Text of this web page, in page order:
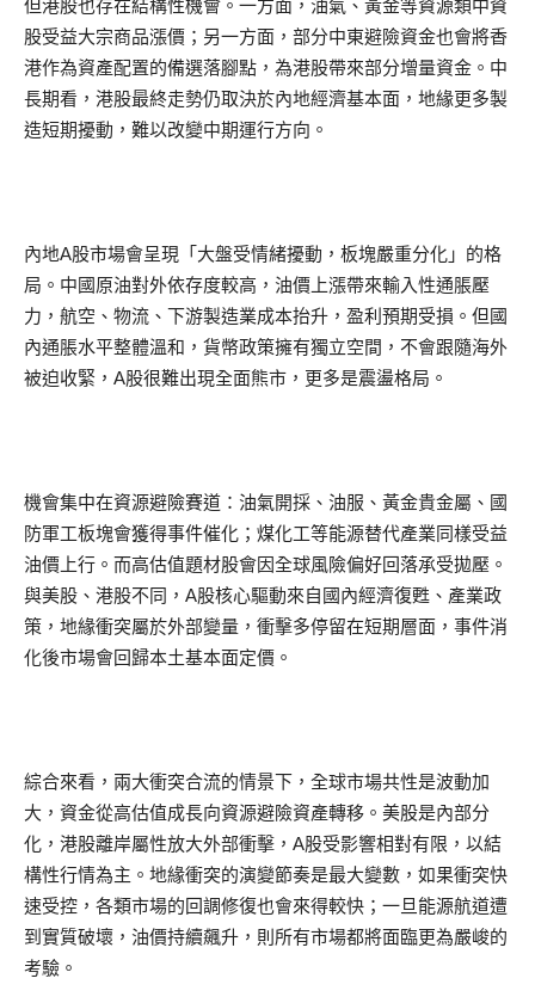
但港股也存在結構性機會。一方面，油氣、黃金等資源類中資
股受益大宗商品漲價；另一方面，部分中東避險資金也會將香
港作為資產配置的備選落腳點，為港股帶來部分增量資金。中
長期看，港股最終走勢仍取決於內地經濟基本面，地緣更多製
造短期擾動，難以改變中期運行方向。
內地A股市場會呈現「大盤受情緒擾動，板塊嚴重分化」的格
局。中國原油對外依存度較高，油價上漲帶來輸入性通脹壓
力，航空、物流、下游製造業成本抬升，盈利預期受損。但國
內通脹水平整體溫和，貨幣政策擁有獨立空間，不會跟隨海外
被迫收緊，A股很難出現全面熊市，更多是震盪格局。
機會集中在資源避險賽道：油氣開採、油服、黃金貴金屬、國
防軍工板塊會獲得事件催化；煤化工等能源替代產業同樣受益
油價上行。而高估值題材股會因全球風險偏好回落承受拋壓。
與美股、港股不同，A股核心驅動來自國內經濟復甦、產業政
策，地緣衝突屬於外部變量，衝擊多停留在短期層面，事件消
化後市場會回歸本土基本面定價。
綜合來看，兩大衝突合流的情景下，全球市場共性是波動加
大，資金從高估值成長向資源避險資產轉移。美股是內部分
化，港股離岸屬性放大外部衝擊，A股受影響相對有限，以結
構性行情為主。地緣衝突的演變節奏是最大變數，如果衝突快
速受控，各類市場的回調修復也會來得較快；一旦能源航道遭
到實質破壞，油價持續飆升，則所有市場都將面臨更為嚴峻的
考驗。